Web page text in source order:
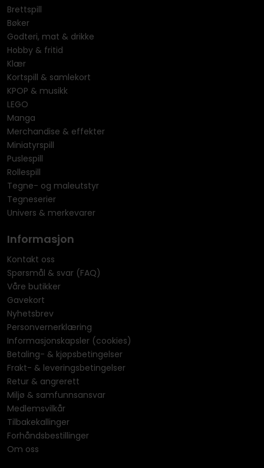
Brettspill
Bøker
Godteri, mat & drikke
Hobby & fritid
Klær
Kortspill & samlekort
KPOP & musikk
LEGO
Manga
Merchandise & effekter
Miniatyrspill
Puslespill
Rollespill
Tegne- og maleutstyr
Tegneserier
Univers & merkevarer
Informasjon
Kontakt oss
Spørsmål & svar (FAQ)
Våre butikker
Gavekort
Nyhetsbrev
Personvernerklæring
Informasjonskapsler (cookies)
Betaling- & kjøpsbetingelser
Frakt- & leveringsbetingelser
Retur & angrerett
Miljø & samfunnsansvar
Medlemsvilkår
Tilbakekallinger
Forhåndsbestillinger
Om oss